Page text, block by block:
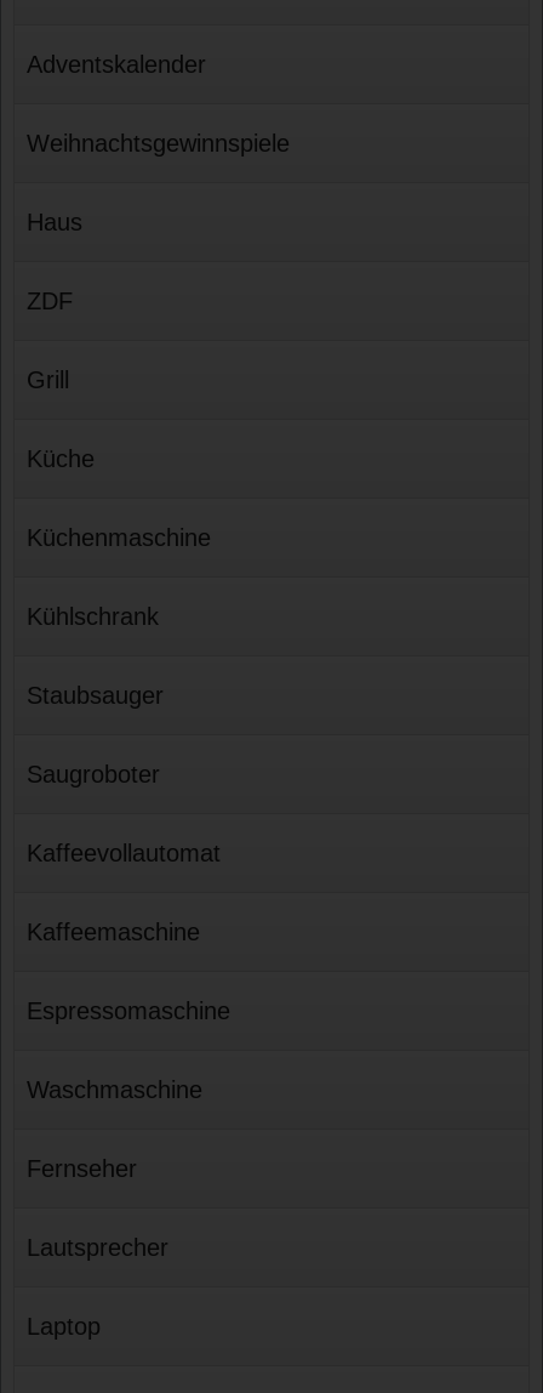
Adventskalender
Weihnachtsgewinnspiele
Haus
ZDF
Grill
Küche
Küchenmaschine
Kühlschrank
Staubsauger
Saugroboter
Kaffeevollautomat
Kaffeemaschine
Espressomaschine
Waschmaschine
Fernseher
Lautsprecher
Laptop